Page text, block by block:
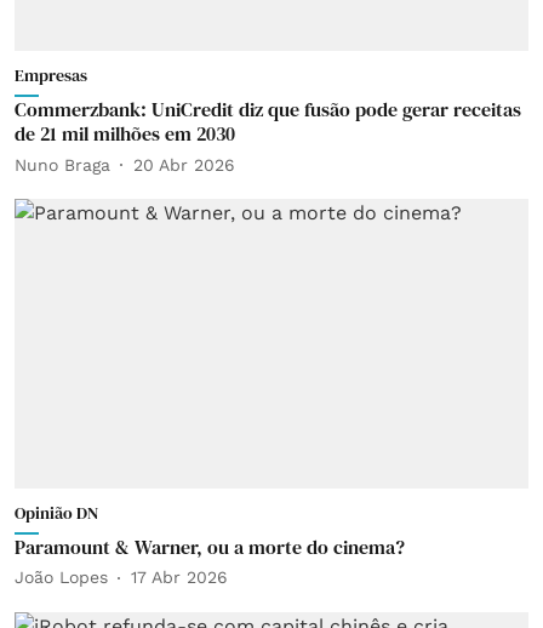
Empresas
Commerzbank: UniCredit diz que fusão pode gerar receitas
de 21 mil milhões em 2030
Nuno Braga 20 Abr 2026
Opinião DN
Paramount & Warner, ou a morte do cinema?
João Lopes 17 Abr 2026